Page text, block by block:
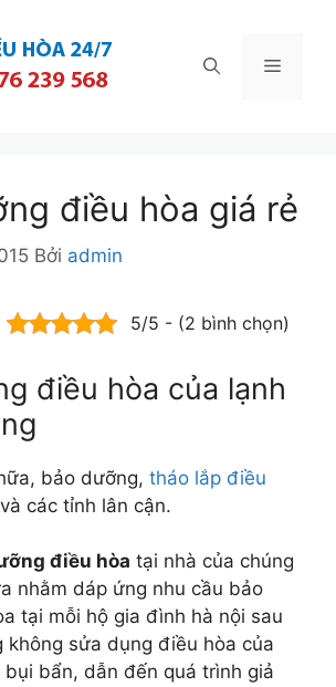
Menu
điều hòa giá rẻ
Bởi admin
5/5 - (2 bình chọn)
điều hòa của lạnh
bảo dưỡng, tháo lắp điều
và các tỉnh lân cận.
điều hòa tại nhà của chúng
nhằm dáp ứng nhu cầu bảo
tại mỗi hộ gia đình hà nội sau
không sửa dụng điều hòa của
bẩn, dẫn đến quá trình giả